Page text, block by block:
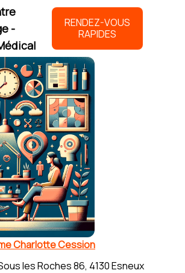
-
RENDEZ-VOUS
RAPIDES
Charlotte Cession
les Roches 86, 4130 Esneux